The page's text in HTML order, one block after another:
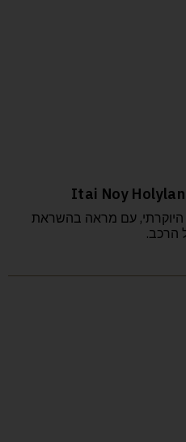
היוקרתי, עם מראה בהשראת
הרכב.